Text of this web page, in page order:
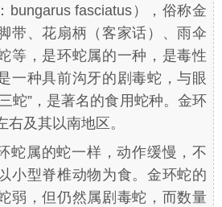
bungarus fasciatus ），俗称金
带、花扇柄（客家话）、雨伞
等，是环蛇属的一种，是毒性
一种具前沟牙的剧毒蛇，与眼
蛇”，是著名的食用蛇种。金环
及其以南地区。
蛇属的蛇一样，动作缓慢，不
小型脊椎动物为食。金环蛇的
弱，但仍然属剧毒蛇，而数量